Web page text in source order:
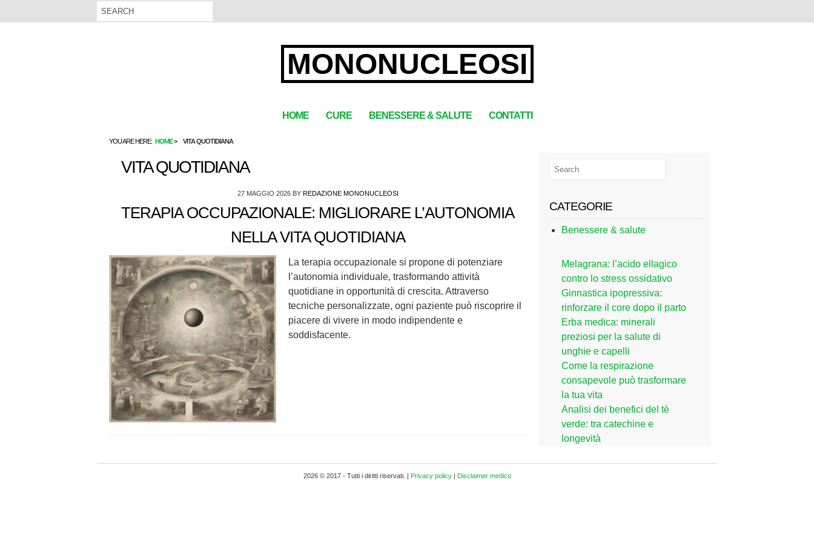
MONONUCLEOSI
HOME CURE BENESSERE & SALUTE CONTATTI
YOU ARE HERE: HOME VITA QUOTIDIANA
VITA QUOTIDIANA
27 MAGGIO 2026BY REDAZIONE MONONUCLEOSI
TERAPIA OCCUPAZIONALE: MIGLIORARE L’AUTONOMIA
NELLA VITA QUOTIDIANA
La terapia occupazionale si propone di potenziare
l’autonomia individuale, trasformando attività
quotidiane in opportunità di crescita. Attraverso
tecniche personalizzate, ogni paziente può riscoprire il
piacere di vivere in modo indipendente e
soddisfacente.
CATEGORIE
Benessere & salute
Melagrana: l’acido ellagico
contro lo stress ossidativo
Ginnastica ipopressiva:
rinforzare il core dopo il parto
Erba medica: minerali
preziosi per la salute di
unghie e capelli
Come la respirazione
consapevole può trasformare
la tua vita
Analisi dei benefici del tè
verde: tra catechine e
longevità
2026 © 2017 - Tutti i diritti riservati. | Privacy policy| Disclaimer medico